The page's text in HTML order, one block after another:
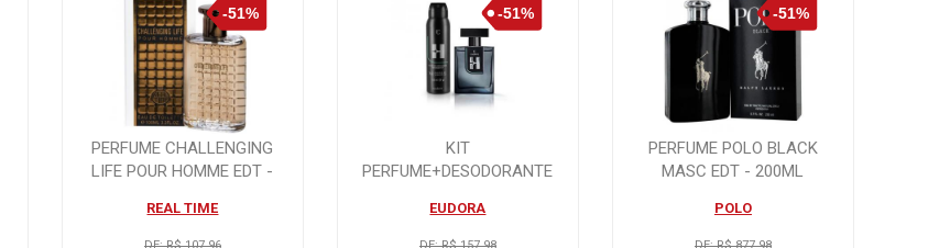
PERFUME CHALLENGING
LIFE POUR HOMME EDT -
REAL TIME
KIT
PERFUME+DESODORANTE
EUDORA
PERFUME POLO BLACK
MASC EDT - 200ML
POLO